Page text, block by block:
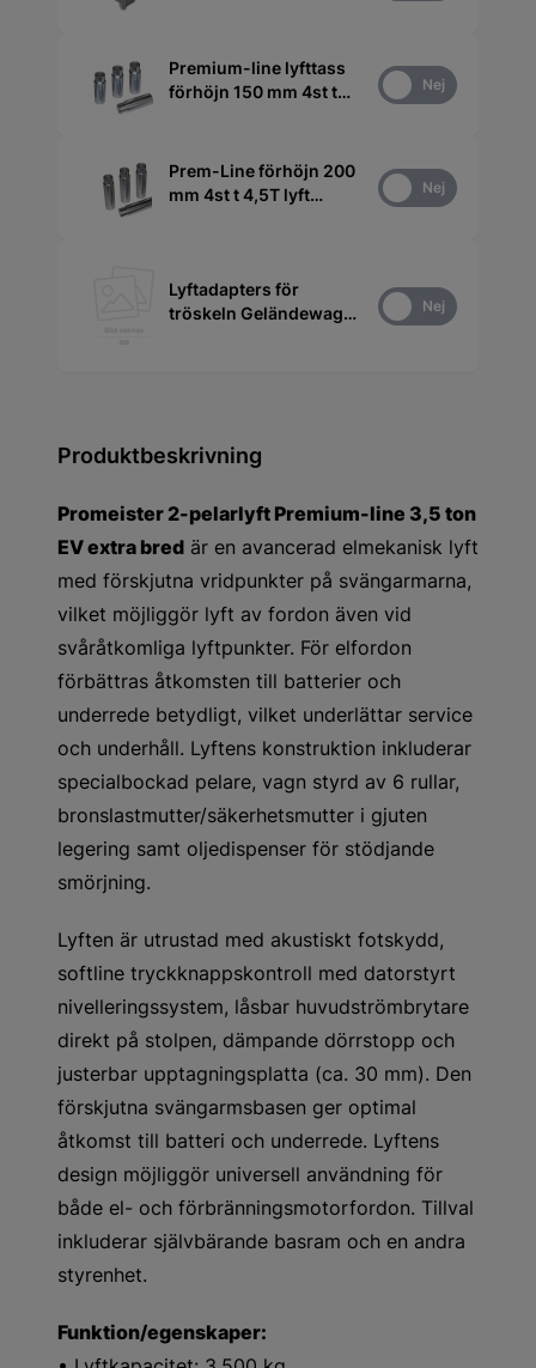
Premium-line lyfttass
förhöjn 150 mm 4st t
Nej
Prem-Line förhöjn 200
mm 4st t 4,5T lyft
Nej
Lyftadapters för
tröskeln Geländewagen
Nej
Produktbeskrivning
Promeister 2-pelarlyft Premium-line 3,5 ton
EV extra bred är en avancerad elmekanisk lyft
med förskjutna vridpunkter på svängarmarna,
vilket möjliggör lyft av fordon även vid
svåråtkomliga lyftpunkter. För elfordon
förbättras åtkomsten till batterier och
underrede betydligt, vilket underlättar service
och underhåll. Lyftens konstruktion inkluderar
specialbockad pelare, vagn styrd av 6 rullar,
bronslastmutter/säkerhetsmutter i gjuten
legering samt oljedispenser för stödjande
smörjning.
Lyften är utrustad med akustiskt fotskydd,
softline tryckknappskontroll med datorstyrt
nivelleringssystem, låsbar huvudströmbrytare
direkt på stolpen, dämpande dörrstopp och
justerbar upptagningsplatta (ca. 30 mm). Den
förskjutna svängarmsbasen ger optimal
åtkomst till batteri och underrede. Lyftens
design möjliggör universell användning för
både el- och förbränningsmotorfordon. Tillval
inkluderar självbärande basram och en andra
styrenhet.
Funktion/egenskaper: